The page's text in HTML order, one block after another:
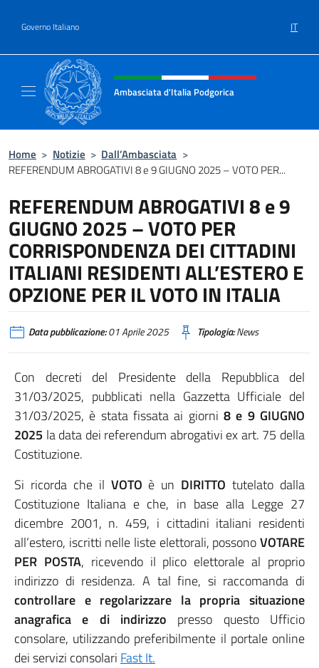
Governo Italiano IT
Intestazione sito, social e menù
Ambasciata d'Italia Podgorica
Home > Notizie > Dall’Ambasciata >
REFERENDUM ABROGATIVI 8 e 9 GIUGNO 2025 – VOTO PER...
REFERENDUM ABROGATIVI 8 e 9
GIUGNO 2025 – VOTO PER
CORRISPONDENZA DEI CITTADINI
ITALIANI RESIDENTI ALL’ESTERO E
OPZIONE PER IL VOTO IN ITALIA
Data pubblicazione:01 Aprile 2025 Tipologia:News
Con decreti del Presidente della Repubblica del
31/03/2025, pubblicati nella Gazzetta Ufficiale del
31/03/2025, è stata fissata ai giorni 8 e 9 GIUGNO
2025 la data dei referendum abrogativi ex art. 75 della
Costituzione.
Si ricorda che il VOTO è un DIRITTO tutelato dalla
Costituzione Italiana e che, in base alla Legge 27
dicembre 2001, n. 459, i cittadini italiani residenti
all’estero, iscritti nelle liste elettorali, possonoVOTARE
PER POSTA, ricevendo il plico elettorale al proprio
indirizzo di residenza. A tal fine, si raccomanda di
controllare e regolarizzare la propria situazione
anagrafica e di indirizzo presso questo Ufficio
consolare, utilizzando preferibilmente il portale online
dei servizi consolari Fast It.